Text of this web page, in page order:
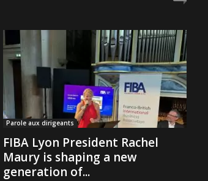
Parole aux dirigeants
FIBA Lyon President Rachel
Maury is shaping a new
generation of...